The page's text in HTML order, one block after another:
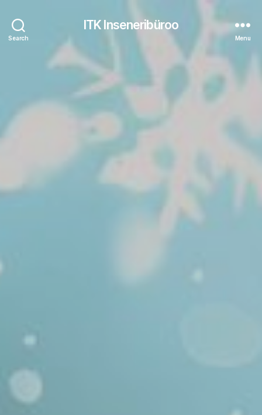
Search
ITK Inseneribüroo
Menu